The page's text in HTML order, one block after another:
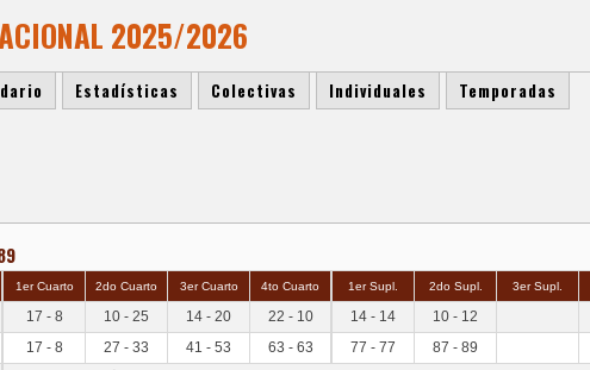
2025/2026
Estadísticas Colectivas Individuales Temporadas
1er Cuarto 2do Cuarto 3er Cuarto 4to Cuarto 1er Supl. 2do Supl. 3er Supl.
17 - 8 10 - 25 14 - 20 22 - 10 14 - 14 10 - 12
17 - 8 27 - 33 41 - 53 63 - 63 77 - 77 87 - 89